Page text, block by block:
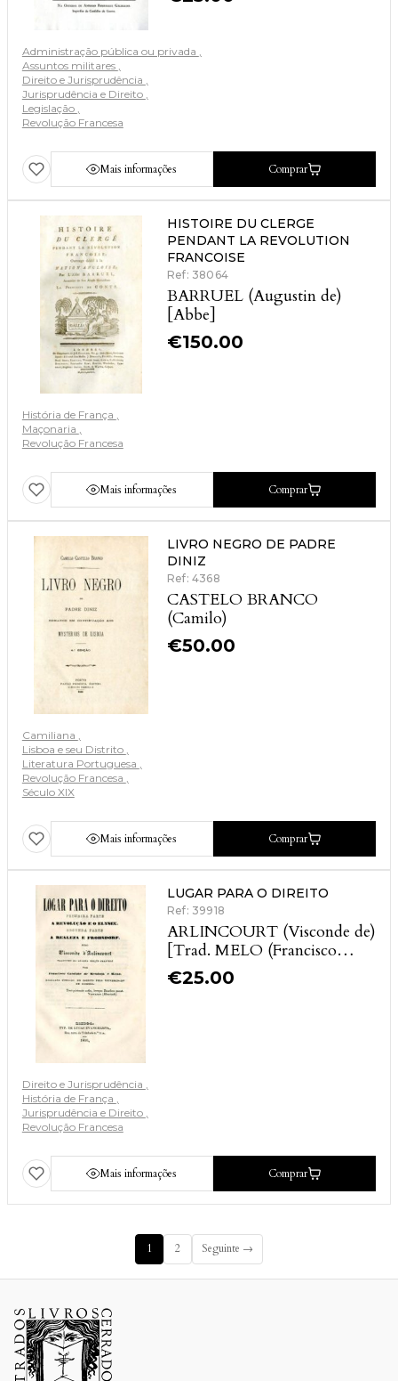
Administração pública ou privada
Assuntos militares
Direito e Jurisprudência
Jurisprudência e Direito
Legislação
Revolução Francesa
Mais informações Comprar
HISTOIRE DU CLERGE
PENDANT LA REVOLUTION
FRANCOISE
Ref: 38064
BARRUEL (Augustin de)
[Abbe]
€150.00
História de França
Maçonaria
Revolução Francesa
Mais informações Comprar
LIVRO NEGRO DE PADRE
DINIZ
Ref: 4368
CASTELO BRANCO
(Camilo)
€50.00
Camiliana
Lisboa e seu Distrito
Literatura Portuguesa
Revolução Francesa
Século XIX
Mais informações Comprar
LUGAR PARA O DIREITO
Ref: 39918
ARLINCOURT (Visconde de)
[Trad. MELO (Francisco
Candido de Mendonça e)]
€25.00
Direito e Jurisprudência
História de França
Jurisprudência e Direito
Revolução Francesa
Mais informações Comprar
1 2 Seguinte →